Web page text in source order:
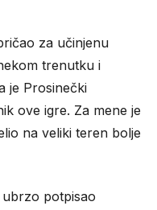
za učinjenu
trenutku i
je Prosinečki
ove igre. Za mene je
na veliki teren bolje
ubrzo potpisao